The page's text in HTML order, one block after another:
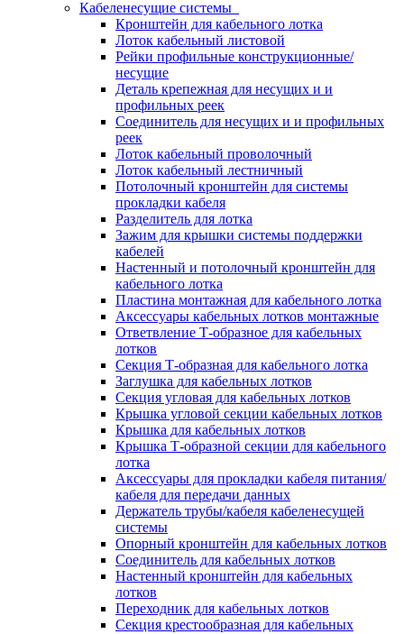
Кабеленесущие системы
Кронштейн для кабельного лотка
Лоток кабельный листовой
Рейки профильные конструкционные/
несущие
Деталь крепежная для несущих и и
профильных реек
Соединитель для несущих и и профильных
реек
Лоток кабельный проволочный
Лоток кабельный лестничный
Потолочный кронштейн для системы
прокладки кабеля
Разделитель для лотка
Зажим для крышки системы поддержки
кабелей
Настенный и потолочный кронштейн для
кабельного лотка
Пластина монтажная для кабельного лотка
Аксессуары кабельных лотков монтажные
Ответвление Т-образное для кабельных
лотков
Секция Т-образная для кабельного лотка
Заглушка для кабельных лотков
Секция угловая для кабельных лотков
Крышка угловой секции кабельных лотков
Крышка для кабельных лотков
Крышка Т-образной секции для кабельного
лотка
Аксессуары для прокладки кабеля питания/
кабеля для передачи данных
Держатель трубы/кабеля кабеленесущей
системы
Опорный кронштейн для кабельных лотков
Соединитель для кабельных лотков
Настенный кронштейн для кабельных
лотков
Переходник для кабельных лотков
Секция крестообразная для кабельных